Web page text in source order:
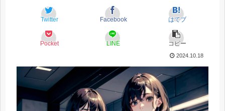
Twitter Facebook はてブ
Pocket LINE コピー
2024.10.18